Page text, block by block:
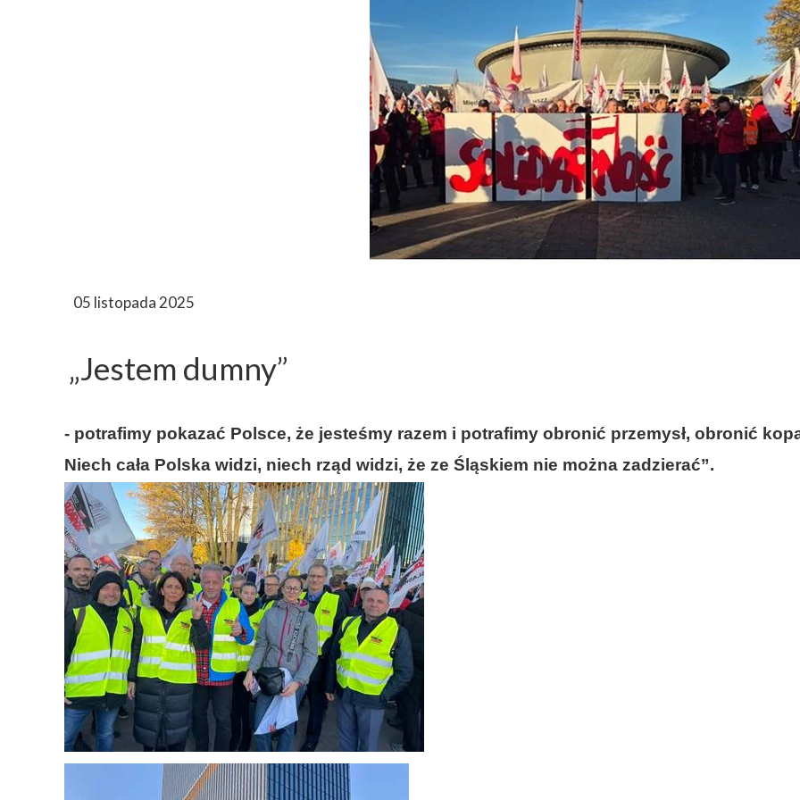
05 listopada 2025
„Jestem dumny”
- potrafimy pokazać Polsce, że jesteśmy razem i potrafimy obronić przemysł, obronić
Niech cała Polska widzi, niech rząd widzi, że ze Śląskiem nie można zadzierać”.